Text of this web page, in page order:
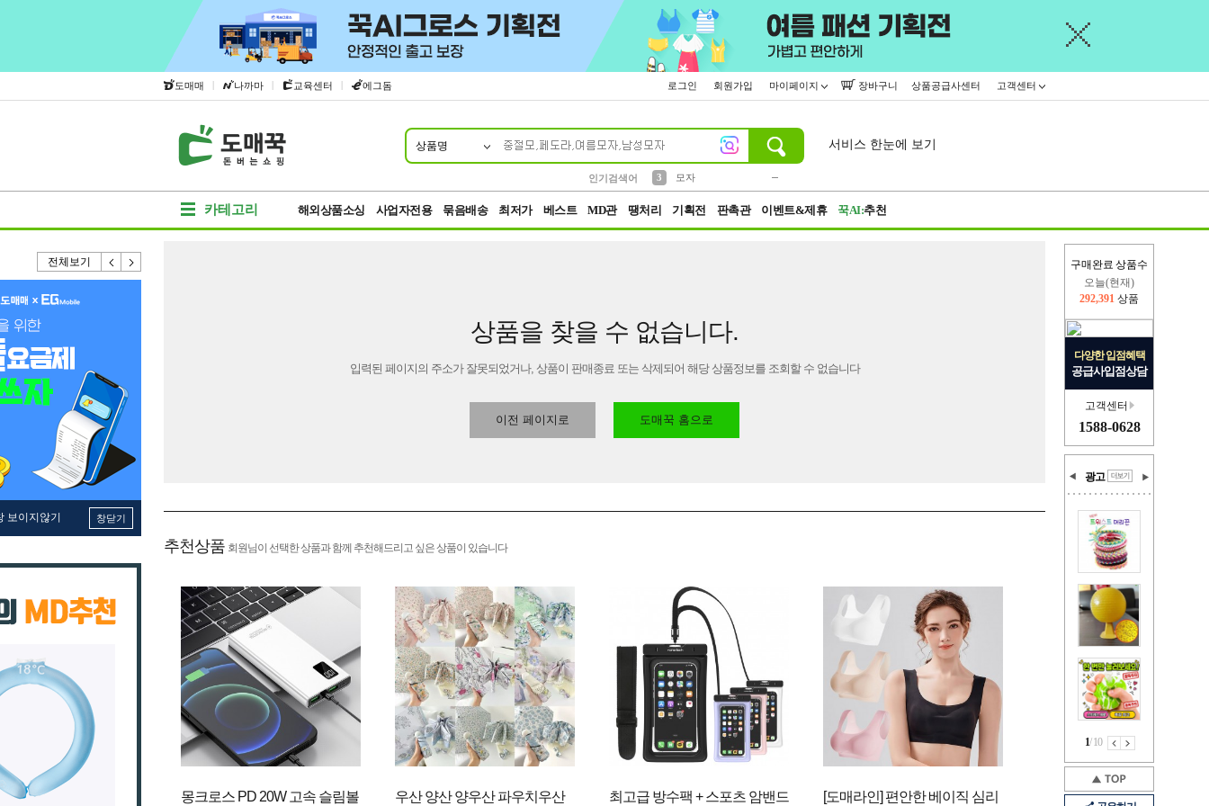
도매매 | 나까마 | 교육센터 | 에그돔 로그인 회원가입 마이페이지 장바구니 상품공급사센터 고객센터
상품명
인기검색어
3
모자
4
미니 23
서비스 한눈에 보기
카테고리 해외상품소싱 사업자전용 묶음배송 최저가 베스트 MD관 땡처리 기획전 판촉관 이벤트&제휴 꾹AI:추천
전체보기
보이지않기 창닫기
구매완료 상품수
445,716
오늘(현재)
292,391 상품
다양한 입점혜택
공급사입점상담
고객센터
1588-0628
광고
1/10
상품을 찾을 수 없습니다.
입력된 페이지의 주소가 잘못되었거나, 상품이 판매종료 또는 삭제되어 해당 상품정보를 조회할 수 없습니다
이전 페이지로 도매꾹 홈으로
추천상품 회원님이 선택한 상품과 함께 추천해드리고 싶은 상품이 있습니다
몽크로스 PD 20W 고속 슬림볼 우산 양산 양우산 파우치우산 최고급 방수팩 + 스포츠 암밴드 [도매라인] 편안한 베이직 심리